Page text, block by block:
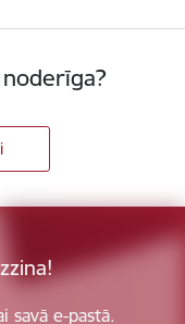
savā e-pastā.